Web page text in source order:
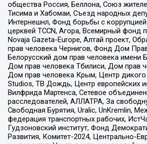
общества Россия, Беллона, Союз
Тисима и Хабомаи, Съезд народных
Интернешнл, Фонд борьбы с
церквей TCCN, Агора, Всемирный фонд
Novaja Gazeta-Europe, Алтай проект,
прав человека Чернигов, Фонд Дом
Белорусский дом прав человека имени
Дом прав человека Тбилиси, Дом прав
Дом прав человека Крым, Центр дикого
Studios, ТВ Дождь, Центр европейских
Вилфрида Мартенса, Сетевое
расследователей, АЛЛАТРА, За
Свободная Бурятия, Uralic, UnKremlin,
федерация транспортных рабочих,
Гудзоновский институт, Фонд
Развития, Комитет-2024, Центрально-